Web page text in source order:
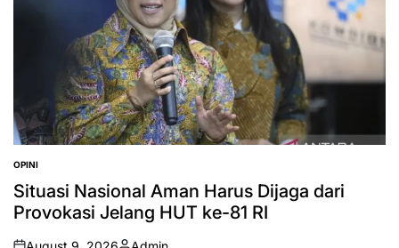
POSTED
IN
OPINI
Situasi Nasional Aman Harus Dijaga dari
Provokasi Jelang HUT ke-81 RI